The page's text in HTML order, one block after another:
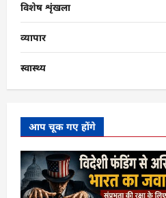
विशेष शृंखला
व्यापार
स्वास्थ्य
आप चूक गए होंगे